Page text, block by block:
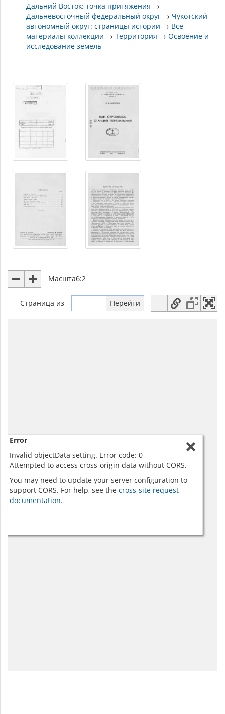
Дальний Восток: точка притяжения →
Дальневосточный федеральный округ → Чукотский
автономный округ: страницы истории → Все
материалы коллекции →Территория →Освоение и
исследование земель
Масштаб:2
Страница из
Error
Invalid objectData setting. Error code: 0
Attempted to access cross-origin data without CORS.
You may need to update your server configuration to
support CORS. For help, see the cross-site request
documentation.